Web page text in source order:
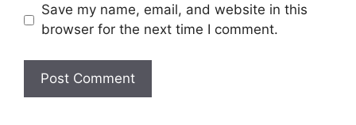
Save my name, email, and website in this
browser for the next time I comment.